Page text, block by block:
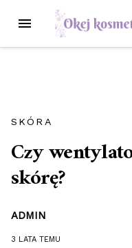
treści
MENU
SKÓRA
Czy
skórę?
ADMIN
3 LATA TEMU